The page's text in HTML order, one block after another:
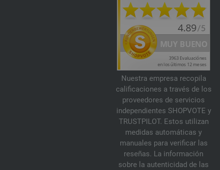
Nuestra empresa recopila
calificaciones a través de los
proveedores de servicios
independientes SHOPVOTE y
TRUSTPILOT. Estos utilizan
medidas automáticas y
manuales para verificar las
reseñas. La información
sobre la autenticidad de las